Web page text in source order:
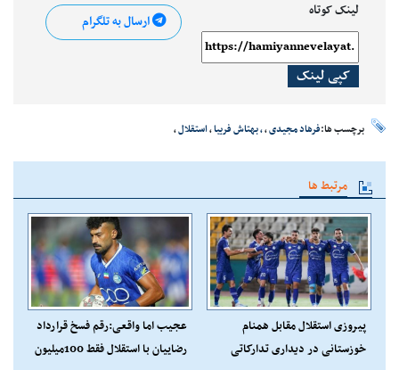
لینک کوتاه
کپی لینک
ارسال به تلگرام
برچسب ها:فرهاد مجیدی،، بهتاش فریبا،استقلال،
مرتبط ها
پیروزی استقلال مقابل همنام
خوزستانی در دیداری تدارکاتی
عجیب اما واقعی:رقم فسخ قرارداد
رضاییان با استقلال فقط 100میلیون